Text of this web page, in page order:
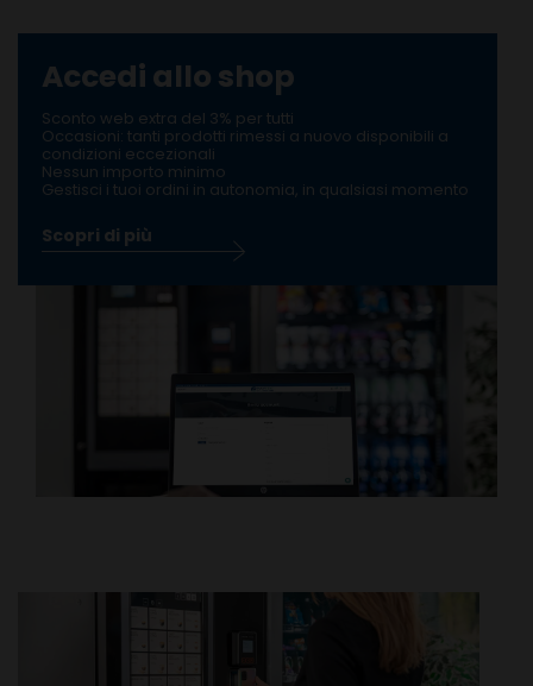
Accedi allo shop
Sconto web extra del 3% per tutti
Occasioni: tanti prodotti rimessi a nuovo disponibili a
condizioni eccezionali
Nessun importo minimo
Gestisci i tuoi ordini in autonomia, in qualsiasi momento
Scopri di più